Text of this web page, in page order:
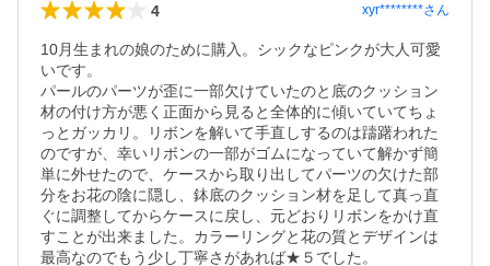
4 xyr********さん
10月生まれの娘のために購入。シックなピンクが大人可愛
いです。
パールのパーツが歪に一部欠けていたのと底のクッション
材の付け方が悪く正面から見ると全体的に傾いていてちょ
っとガッカリ。リボンを解いて手直しするのは躊躇われた
のですが、幸いリボンの一部がゴムになっていて解かず簡
単に外せたので、ケースから取り出してパーツの欠けた部
分をお花の陰に隠し、鉢底のクッション材を足して真っ直
ぐに調整してからケースに戻し、元どおりリボンをかけ直
すことが出来ました。カラーリングと花の質とデザインは
最高なのでもう少し丁寧さがあれば★５でした。